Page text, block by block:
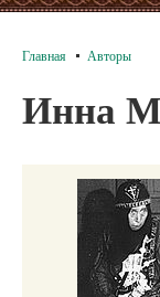
Главная Авторы
Инна